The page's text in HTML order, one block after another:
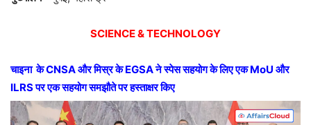
SCIENCE & TECHNOLOGY
चाइना केCNSAऔर मिस्र केEGSAने स्पेस सहयोग के लिए एकMoU और
ILRSपर एक सहयोग समझौते पर हस्ताक्षर किए